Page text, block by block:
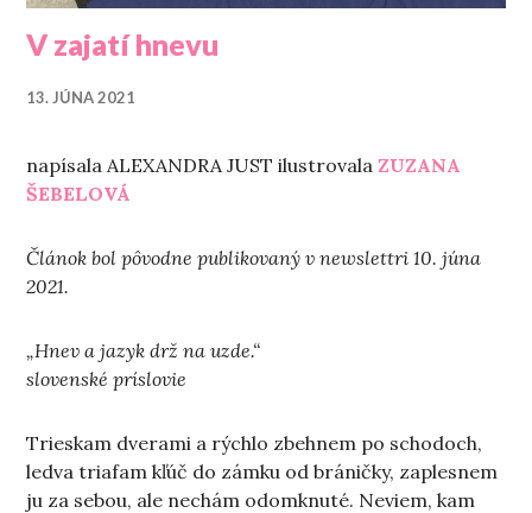
V zajatí hnevu
13. JÚNA 2021
napísala ALEXANDRA JUST ilustrovala ZUZANA
ŠEBELOVÁ
Článok bol pôvodne publikovaný v newslettri 10. júna
2021.
„Hnev a jazyk drž na uzde.“
slovenské príslovie
Trieskam dverami a rýchlo zbehnem po schodoch,
ledva triafam kľúč do zámku od bráničky, zaplesnem
ju za sebou, ale nechám odomknuté. Neviem, kam